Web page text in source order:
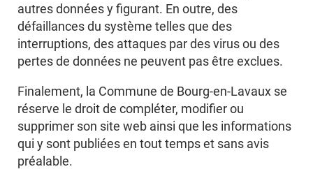
autres données y figurant. En outre, des
défaillances du système telles que des
interruptions, des attaques par des virus ou des
pertes de données ne peuvent pas être exclues.
Finalement, la Commune de Bourg-en-Lavaux se
réserve le droit de compléter, modifier ou
supprimer son site web ainsi que les informations
qui y sont publiées en tout temps et sans avis
préalable.